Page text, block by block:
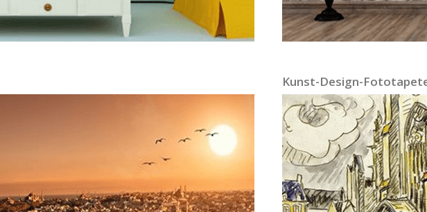
Kunst-Design-